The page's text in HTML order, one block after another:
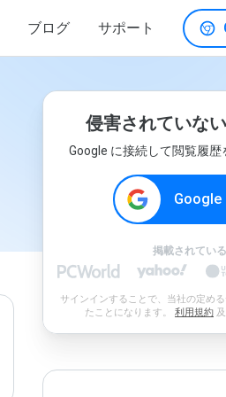
ブログ サポート
侵害されていな
Google に接続して閲覧履歴
Google
掲載されてい
サインインすることで、当社の定め
たことになります。 利用規約